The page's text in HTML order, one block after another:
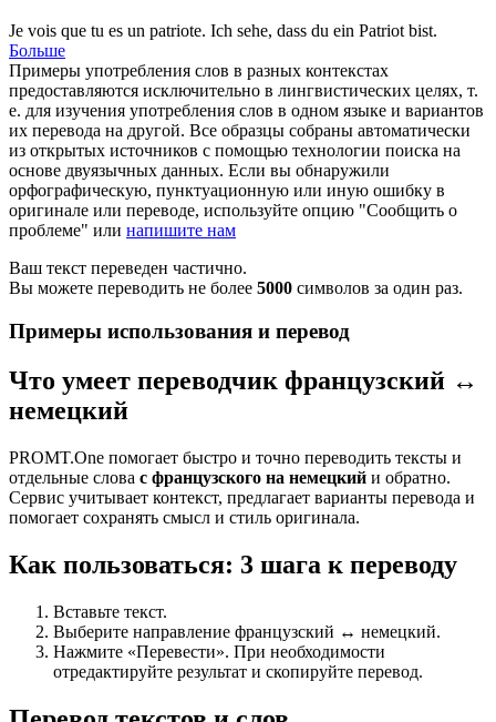
Je vois que tu es un patriote. Ich sehe, dass du ein Patriot bist.
Больше
Примеры употребления слов в разных контекстах
предоставляются исключительно в лингвистических целях, т.
е. для изучения употребления слов в одном языке и вариантов
их перевода на другой. Все образцы собраны автоматически
из открытых источников с помощью технологии поиска на
основе двуязычных данных. Если вы обнаружили
орфографическую, пунктуационную или иную ошибку в
оригинале или переводе, используйте опцию "Сообщить о
проблеме" или напишите нам
Ваш текст переведен частично.
Вы можете переводить не более 5000 символов за один раз.
Примеры использования и перевод
Что умеет переводчик французский ↔
немецкий
PROMT.One помогает быстро и точно переводить тексты и
отдельные слова с французского на немецкий и обратно.
Сервис учитывает контекст, предлагает варианты перевода и
помогает сохранять смысл и стиль оригинала.
Как пользоваться: 3 шага к переводу
Вставьте текст.
Выберите направление французский ↔ немецкий.
Нажмите «Перевести». При необходимости
отредактируйте результат и скопируйте перевод.